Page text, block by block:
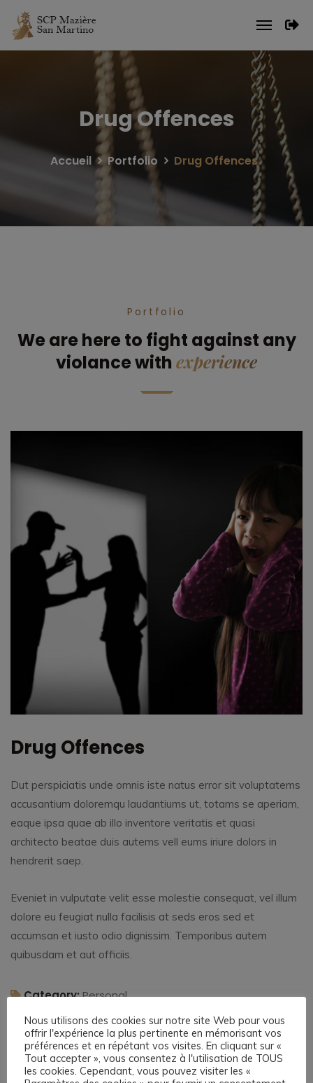
Drug Offences
Accueil Portfolio Drug Offences
Portfolio
We are here to fight against any
violance with experience
Drug Offences
Dut perspiciatis unde omnis iste natus error sit voluptatems
accusantium doloremqu laudantiums ut, totams se aperiam,
eaque ipsa quae ab illo inventore veritatis et quasi
architecto beatae duis autems vell eums iriure dolors in
hendrerit saep.
Eveniet in vulputate velit esse molestie consequat, vel illum
dolore eu feugiat nulla facilisis at seds eros sed et
accumsan et iusto odio dignissim. Temporibus autem
quibusdam et aut officiis.
Category:Personal
Date: 2 janvier 2019
Client:Real Madrid C.F
Website: www.madridista.esp
Nous utilisons des cookies sur notre site Web pour vous
offrir l'expérience la plus pertinente en mémorisant vos
préférences et en répétant vos visites. En cliquant sur «
Tout accepter », vous consentez à l'utilisation de TOUS
les cookies. Cependant, vous pouvez visiter les «